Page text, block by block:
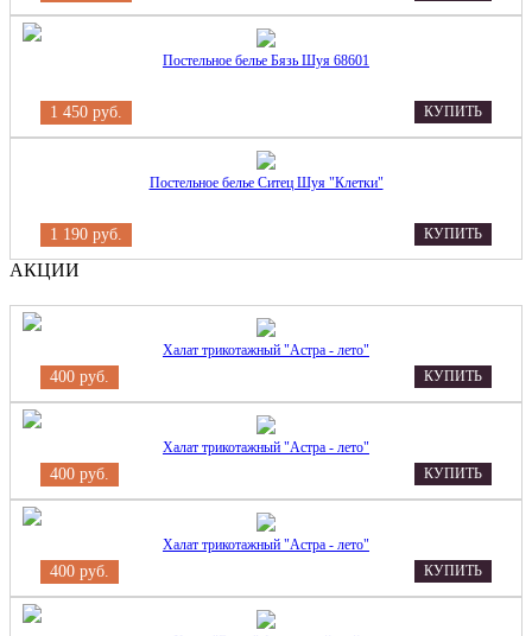
Постельное белье Бязь Шуя 68601
1 450 руб. КУПИТЬ
Постельное белье Ситец Шуя "Клетки"
1 190 руб. КУПИТЬ
АКЦИИ
Халат трикотажный "Астра - лето"
400 руб. КУПИТЬ
Халат трикотажный "Астра - лето"
400 руб. КУПИТЬ
Халат трикотажный "Астра - лето"
400 руб. КУПИТЬ